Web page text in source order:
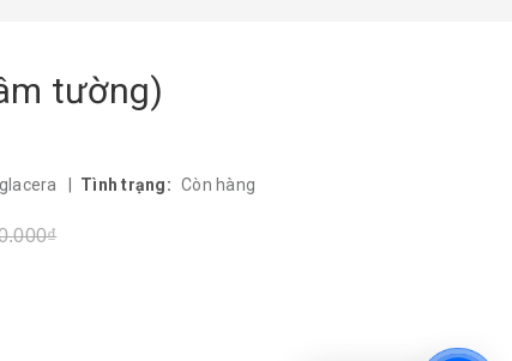
tường)
Tình trạng: Còn hàng